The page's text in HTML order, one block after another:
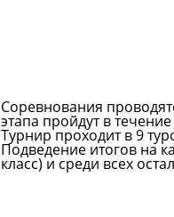
Соревнования
этапа пройдут в
Турнир проходит в 9
Подведение итогов на
класс) и среди всех